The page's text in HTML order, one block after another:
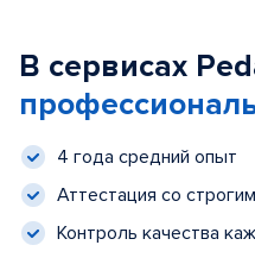
В сервисах
4 года средний опыт
Аттестация со
Контроль качества